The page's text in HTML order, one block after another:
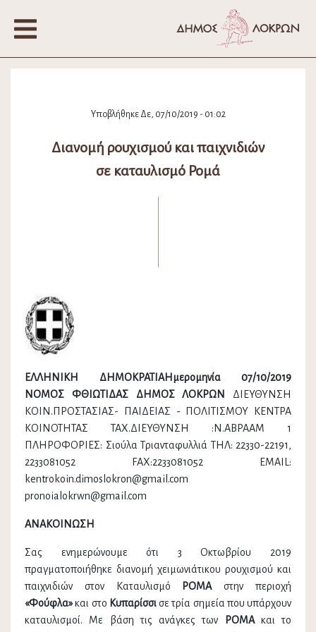
Υποβλήθηκε Δε, 07/10/2019 - 01:02
Διανομή ρουχισμού και παιχνιδιών
σε καταυλισμό Ρομά
ΕΛΛΗΝΙΚΗ ΔΗΜΟΚΡΑΤΙΑΗμερομηνία 07/10/2019
ΝΟΜΟΣ ΦΘΙΩΤΙΔΑΣ ΔΗΜΟΣ ΛΟΚΡΩΝ
ΔΙΕΥΘΥΝΣΗ
ΚΟΙΝ.ΠΡΟΣΤΑΣΙΑΣ- ΠΑΙΔΕΙΑΣ - ΠΟΛΙΤΙΣΜΟΥ ΚΕΝΤΡΑ
ΚΟΙΝΟΤΗΤΑΣ ΤΑΧ.ΔΙΕΥΘΥΝΣΗ :Ν.ΑΒΡΑΑΜ 1
ΠΛΗΡΟΦΟΡΙΕΣ: Σιούλα Τριανταφυλλιά ΤΗΛ: 22330-22191,
2233081052 FAX:2233081052 EMAIL:
kentrokoin.dimoslokron@gmail.com
pronoialokrwn@gmail.com
ΑΝΑΚΟΙΝΩΣΗ
Σας ενημερώνουμε ότι 3 Οκτωβρίου 2019
πραγματοποιήθηκε διανομή χειμωνιάτικου ρουχισμού και
παιχνιδιών στον Καταυλισμό
ΡΟΜΑστην περιοχή
«Φούφλα»και στο Κυπαρίσσισε τρία σημεία που υπάρχουν
καταυλισμοί. Με βάση τις ανάγκες των
ΡΟΜΑκαι το